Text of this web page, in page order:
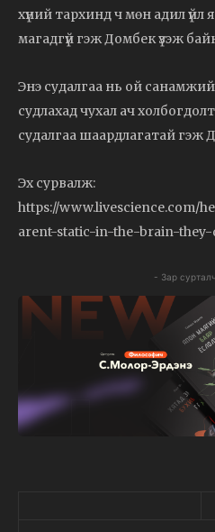
хүний тархинд ч мөн адил
магадгүй гэж Домбек үзэж
Энэ судалгаа нь ой
судлахад чухал ач
судалгаа шаардлагатай гэж
Эх сурвалж:
https://www.livescience.com/
arent-static-in-the-brain-
- Зар